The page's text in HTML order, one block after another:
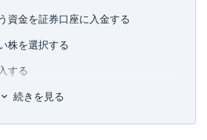
資金を証券口座に入金する
株を選択する
する
する
を買う時の注意点
続きを見る